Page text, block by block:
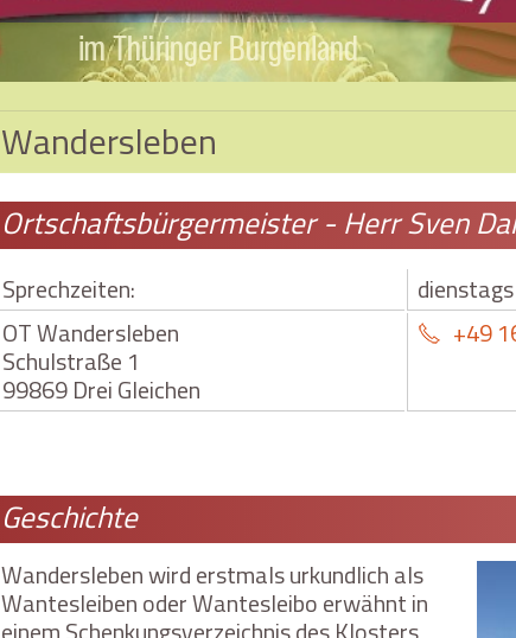
im Thüringer Burgenland
Wandersleben
Ortschaftsbürgermeister - Herr Sven
Sprechzeiten:
OT Wandersleben
Schulstraße 1
99869 Drei Gleichen
+49
Geschichte
Wandersleben wird erstmals urkundlich als
Wantesleiben oder Wantesleibo erwähnt in